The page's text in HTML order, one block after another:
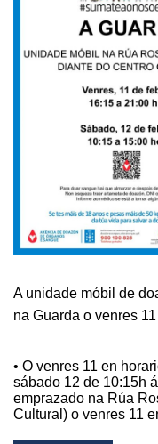
A unidade móbil de
na Guarda o venres
• O venres 11 en
sábado 12 de 10:15h
emprazado na Rúa
Cultural) o venres 11